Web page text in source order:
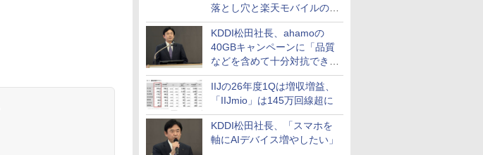
落とし穴と楽天モバイルの課
題
KDDI松田社長、ahamoの
40GBキャンペーンに「品質
などを含めて十分対抗でき
る」
IIJの26年度1Qは増収増益、
「IIJmio」は145万回線超に
KDDI松田社長、「スマホを
軸にAIデバイス増やしたい」